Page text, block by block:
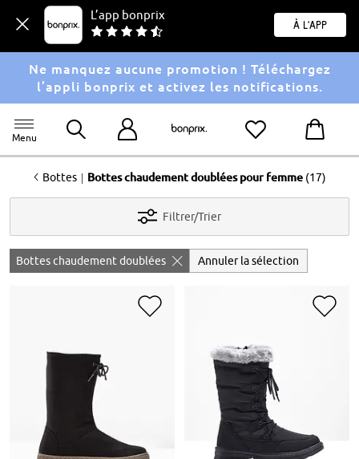
L’app bonprix
À l'app
Ne manquez aucune promotion ! Téléchargez
l’appli bonprix et activez les notifications.
Menu
<Bottes | Bottes chaudement doublées pour femme (17)
Filtrer/Trier
Bottes chaudement doublées Annuler la sélection